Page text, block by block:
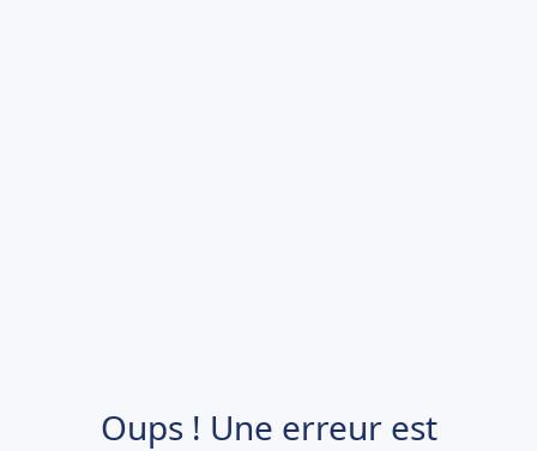
Oups ! Une erreur est